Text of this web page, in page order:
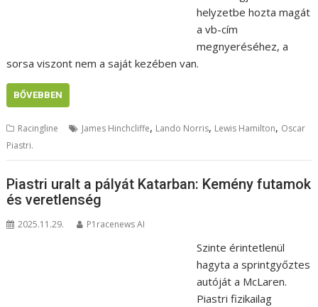
helyzetbe hozta magát
a vb-cím
megnyeréséhez, a
sorsa viszont nem a saját kezében van.
BŐVEBBEN
Racingline James Hinchcliffe, Lando Norris, Lewis Hamilton, Oscar
Piastri.
Piastri uralt a pályát Katarban: Kemény futamok
és veretlenség
2025.11.29. P1racenews AI
Szinte érintetlenül
hagyta a sprintgyőztes
autóját a McLaren.
Piastri fizikailag